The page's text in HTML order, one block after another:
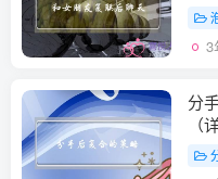
3
分
（